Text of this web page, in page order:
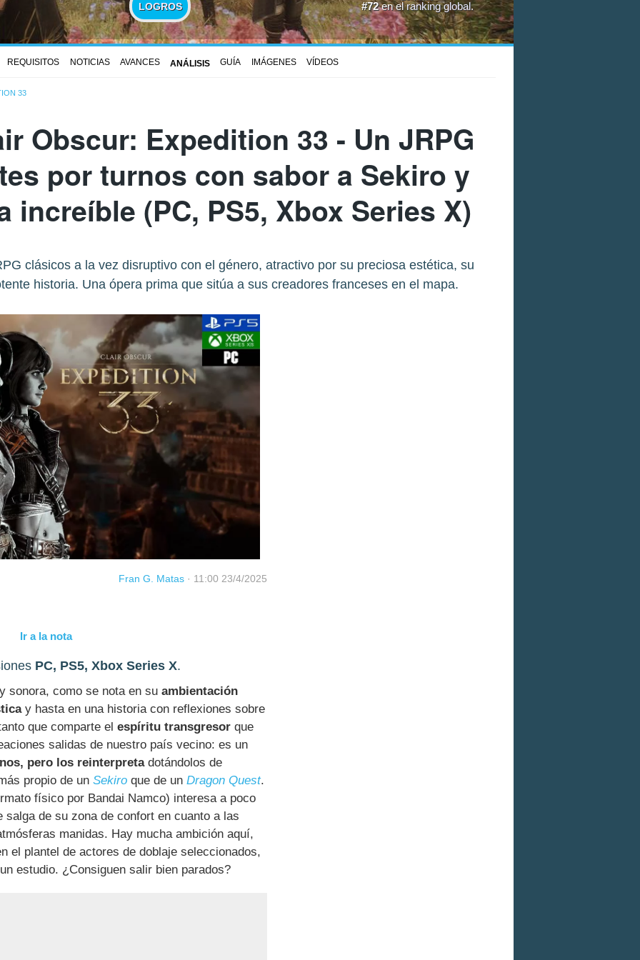
LOGROS
#72en elranking global.
REQUISITOS NOTICIAS AVANCES ANÁLISIS GUÍA IMÁGENES VÍDEOS
33
Obscur: Expedition 33 - Un JRPG
por turnos con sabor a Sekiro y
increíble (PC, PS5, Xbox Series X)
clásicos a la vez disruptivo con el género, atractivo por su preciosa estética, su
historia. Una ópera prima que sitúa a sus creadores franceses en el mapa.
Fran G. Matas · 11:00 23/4/2025
Ir a la nota
PC, PS5, Xbox Series X.
sonora, como se nota en su ambientación
y hasta en una historia con reflexiones sobre
que comparte el espíritu transgresor que
salidas de nuestro país vecino: es un
pero los reinterpretadotándolos de
propio de un Sekiro que de un Dragon Quest.
físico por Bandai Namco) interesa a poco
salga de su zona de confort en cuanto a las
manidas. Hay mucha ambición aquí,
el plantel de actores de doblaje seleccionados,
estudio. ¿Consiguen salir bien parados?